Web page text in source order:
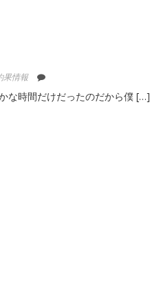
果情報
な時間だけだったのだから僕 […]